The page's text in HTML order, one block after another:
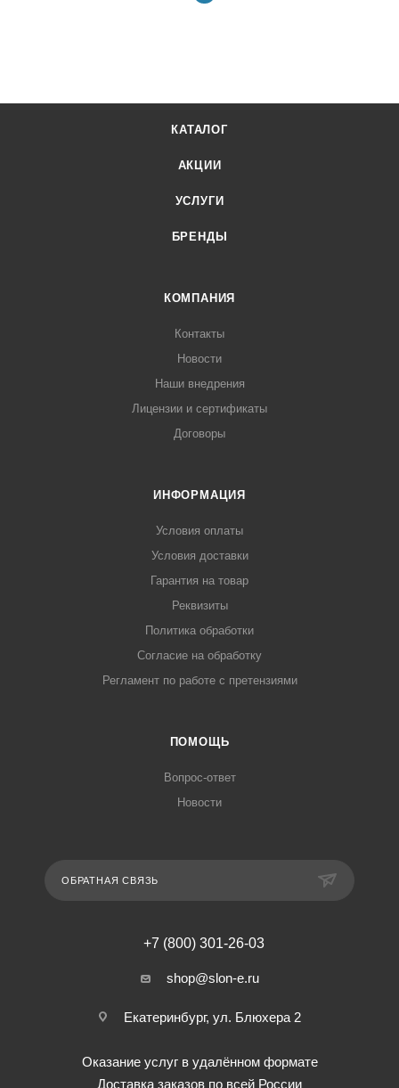
КАТАЛОГ
АКЦИИ
УСЛУГИ
БРЕНДЫ
КОМПАНИЯ
Контакты
Новости
Наши внедрения
Лицензии и сертификаты
Договоры
ИНФОРМАЦИЯ
Условия оплаты
Условия доставки
Гарантия на товар
Реквизиты
Политика обработки
Согласие на обработку
Регламент по работе с претензиями
ПОМОЩЬ
Вопрос-ответ
Новости
ОБРАТНАЯ СВЯЗЬ
+7 (800) 301-26-03
shop@slon-e.ru
Екатеринбург, ул. Блюхера 2
Оказание услуг в удалённом формате
Доставка заказов по всей России